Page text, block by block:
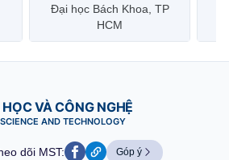
Bưu điện Việt Nam –
Vietnam Post
VÀ CÔNG NGHỆ
AND TECHNOLOGY
dõi MST: Góp ý